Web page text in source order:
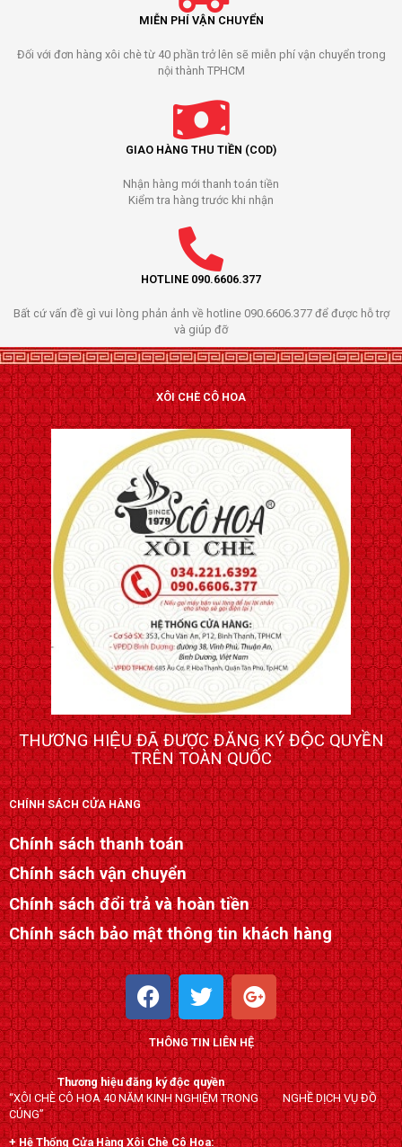
MIỄN PHÍ VẬN CHUYỂN
Đối với đơn hàng xôi chè từ 40 phần trở lên sẽ miễn phí vận chuyển trong
nội thành TPHCM
GIAO HÀNG THU TIỀN (COD)
Nhận hàng mới thanh toán tiền
Kiểm tra hàng trước khi nhận
HOTLINE 090.6606.377
Bất cứ vấn đề gì vui lòng phản ảnh về hotline 090.6606.377 để được hỗ trợ
và giúp đỡ
XÔI CHÈ CÔ HOA
THƯƠNG HIỆU ĐÃ ĐƯỢC ĐĂNG KÝ ĐỘC QUYỀN
TRÊN TOÀN QUỐC
CHÍNH SÁCH CỬA HÀNG
Chính sách thanh toán
Chính sách vận chuyển
Chính sách đổi trả và hoàn tiền
Chính sách bảo mật thông tin khách hàng
F
a
c
e
b
o
o
k
T
w
i
t
t
e
r
G
o
o
g
l
e
-
p
THÔNG TIN LIÊN HỆ
Thương hiệu đăng ký độc quyền
“XÔI CHÈ CÔ HOA 40 NĂM KINH NGHIỆM TRONG NGHỀ DỊCH VỤ ĐỒ
CÚNG”
+ Hệ Thống Cửa Hàng Xôi Chè Cô Hoa: